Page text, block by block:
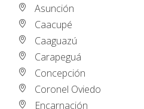
Asunción
Caacupé
Caaguazú
Carapeguá
Concepción
Coronel Oviedo
Encarnación